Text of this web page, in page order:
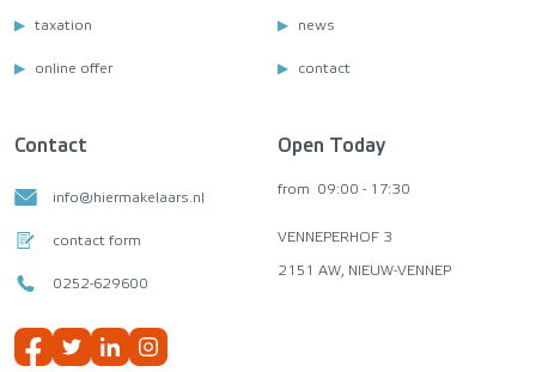
taxation
online offer
news
contact
Contact
info@hiermakelaars.nl
contact form
0252-629600
Open Today
from 09:00 - 17:30
VENNEPERHOF 3
2151 AW, NIEUW-VENNEP